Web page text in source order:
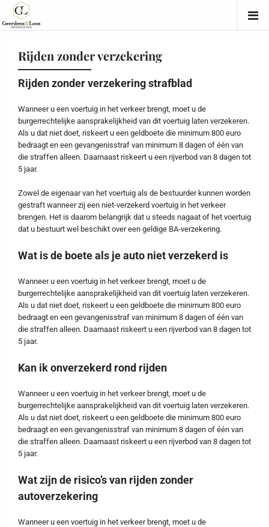
Rijden zonder verzekering
Rijden zonder verzekering strafblad
Wanneer u een voertuig in het verkeer brengt, moet u de
burgerrechtelijke aansprakelijkheid van dit voertuig laten verzekeren.
Als u dat niet doet, riskeert u een geldboete die minimum 800 euro
bedraagt en een gevangenisstraf van minimum 8 dagen of één van
die straffen alleen. Daarnaast riskeert u een rijverbod van 8 dagen tot
5 jaar.
Zowel de eigenaar van het voertuig als de bestuurder kunnen worden
gestraft wanneer zij een niet-verzekerd voertuig in het verkeer
brengen. Het is daarom belangrijk dat u steeds nagaat of het voertuig
dat u bestuurt wel beschikt over een geldige BA-verzekering.
Wat is de boete als je auto niet verzekerd is
Wanneer u een voertuig in het verkeer brengt, moet u de
burgerrechtelijke aansprakelijkheid van dit voertuig laten verzekeren.
Als u dat niet doet, riskeert u een geldboete die minimum 800 euro
bedraagt en een gevangenisstraf van minimum 8 dagen of één van
die straffen alleen. Daarnaast riskeert u een rijverbod van 8 dagen tot
5 jaar.
Kan ik onverzekerd rond rijden
Wanneer u een voertuig in het verkeer brengt, moet u de
burgerrechtelijke aansprakelijkheid van dit voertuig laten verzekeren.
Als u dat niet doet, riskeert u een geldboete die minimum 800 euro
bedraagt en een gevangenisstraf van minimum 8 dagen of één van
die straffen alleen. Daarnaast riskeert u een rijverbod van 8 dagen tot
5 jaar.
Wat zijn de risico’s van rijden zonder
autoverzekering
Wanneer u een voertuig in het verkeer brengt, moet u de